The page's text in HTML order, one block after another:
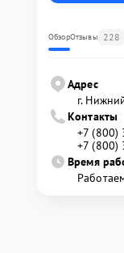
ОбзорОтзывы 228
Адрес
г.
Контакты
+7 (800)
+7 (800)
Время